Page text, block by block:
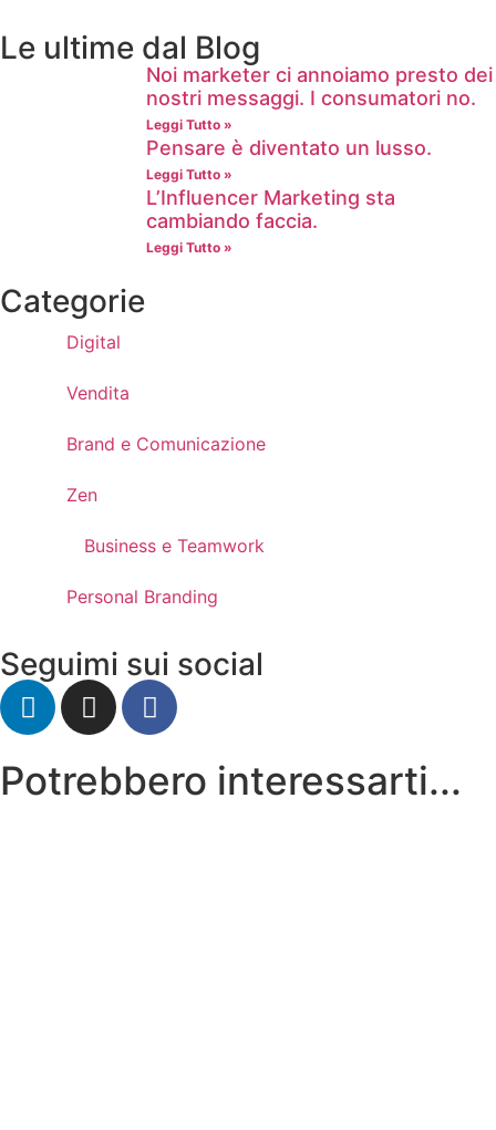
Le ultime dal Blog
Noi marketer ci annoiamo presto dei
nostri messaggi. I consumatori no.
Leggi Tutto »
Pensare è diventato un lusso.
Leggi Tutto »
L’Influencer Marketing sta
cambiando faccia.
Leggi Tutto »
Categorie
Digital
Vendita
Brand e Comunicazione
Zen
Business e Teamwork
Personal Branding
Seguimi sui social
Potrebbero interessarti...